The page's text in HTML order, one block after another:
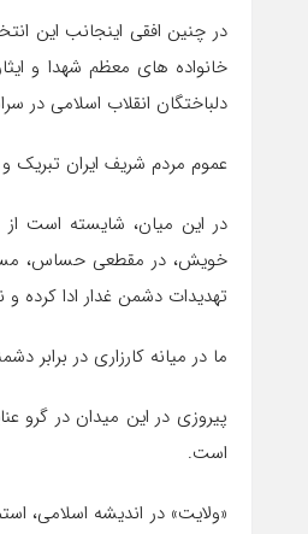
در چنین افقی اینجانب این
خانواده های معظم شهدا و
دلباختگان انقلاب اسلامی در
عموم مردم شریف ایران
در این میان، شایسته است
خویش، در مقطعی حساس،
تهدیدات دشمن غدار ادا کرده
ما در میانه کارزاری در برابر
پیروزی در این میدان در
است.
«ولایت» در اندیشه اسلامی،